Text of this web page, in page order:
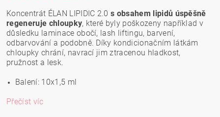
Koncentrát ÉLAN LIPIDIC 2.0s obsahem lipidů úspěšně
regeneruje chloupky, které byly poškozeny například v
důsledku laminace obočí, lash liftingu, barvení,
odbarvování a podobně. Díky kondicionačním látkám
chloupky chrání, navrací jim ztracenou hladkost,
pružnost a lesk.
Balení: 10x1,5 ml
Přečíst víc